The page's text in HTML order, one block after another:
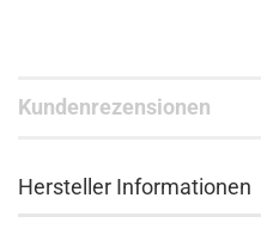
Kundenrezensionen
Hersteller Informationen